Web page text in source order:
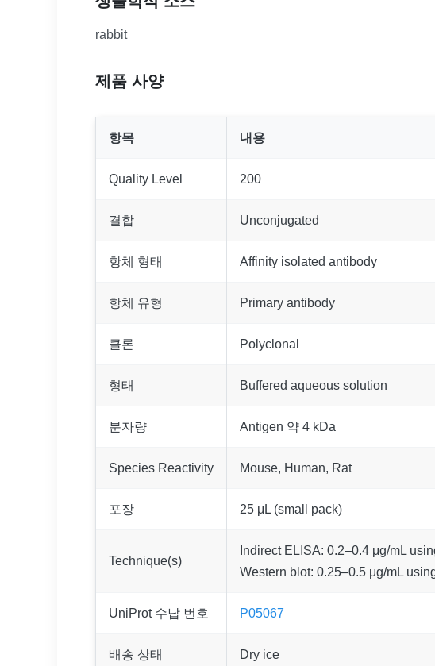
rabbit
제품 사양
항목 내용
Quality Level 200
결합 Unconjugated
항체 형태 Affinity isolated antibody
항체 유형 Primary antibody
클론 Polyclonal
형태 Buffered aqueous solution
분자량 Antigen 약 4 kDa
Species Reactivity Mouse, Human, Rat
포장 25 μL (small pack)
Technique(s)
Indirect ELISA: 0.2–0.4 μg/mL
Western blot: 0.25–0.5 μg/mL
UniProt 수납 번호 P05067
배송 상태 Dry ice